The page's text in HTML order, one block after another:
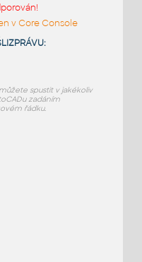
v Core Console
spustit v jakékoliv
zadáním
řádku.